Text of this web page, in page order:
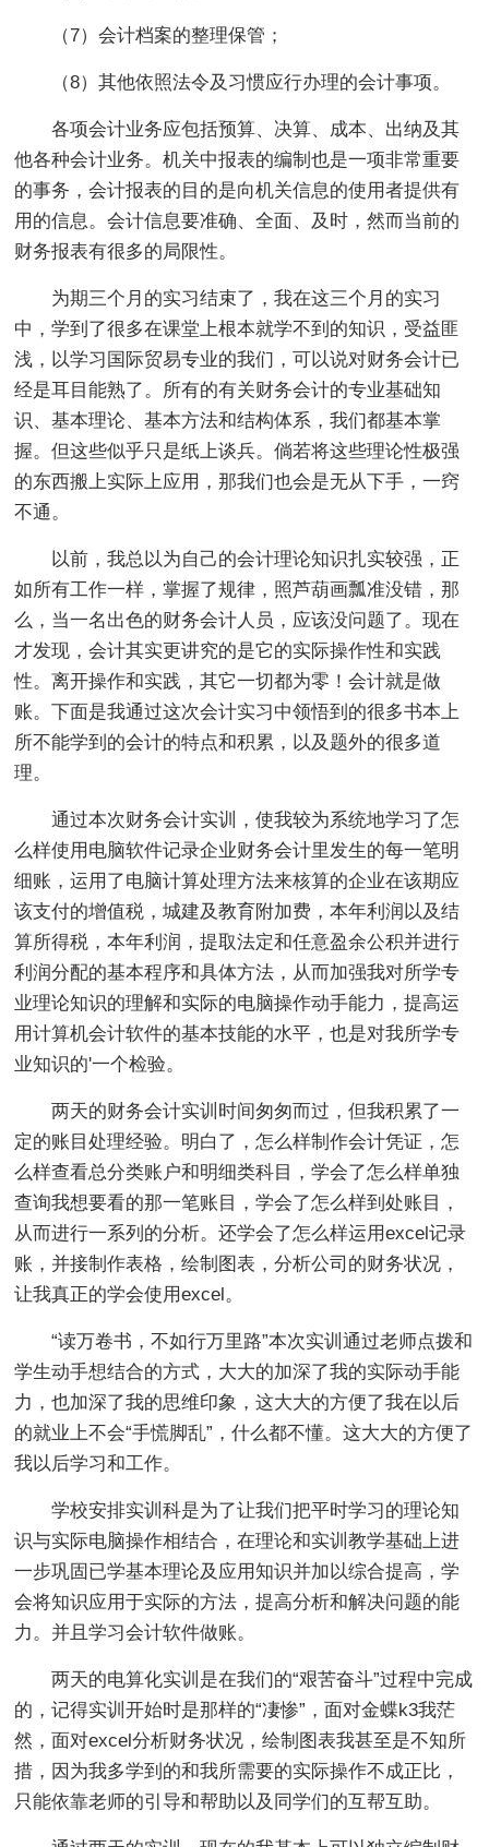
（7）会计档案的整理保管；
（8）其他依照法令及习惯应行办理的会计事项。
各项会计业务应包括预算、决算、成本、出纳及其
他各种会计业务。机关中报表的编制也是一项非常重要
的事务，会计报表的目的是向机关信息的使用者提供有
用的信息。会计信息要准确、全面、及时，然而当前的
财务报表有很多的局限性。
为期三个月的实习结束了，我在这三个月的实习
中，学到了很多在课堂上根本就学不到的知识，受益匪
浅，以学习国际贸易专业的我们，可以说对财务会计已
经是耳目能熟了。所有的有关财务会计的专业基础知
识、基本理论、基本方法和结构体系，我们都基本掌
握。但这些似乎只是纸上谈兵。倘若将这些理论性极强
的东西搬上实际上应用，那我们也会是无从下手，一窍
不通。
以前，我总以为自己的会计理论知识扎实较强，正
如所有工作一样，掌握了规律，照芦葫画瓢准没错，那
么，当一名出色的财务会计人员，应该没问题了。现在
才发现，会计其实更讲究的是它的实际操作性和实践
性。离开操作和实践，其它一切都为零！会计就是做
账。下面是我通过这次会计实习中领悟到的很多书本上
所不能学到的会计的特点和积累，以及题外的很多道
理。
通过本次财务会计实训，使我较为系统地学习了怎
么样使用电脑软件记录企业财务会计里发生的每一笔明
细账，运用了电脑计算处理方法来核算的企业在该期应
该支付的增值税，城建及教育附加费，本年利润以及结
算所得税，本年利润，提取法定和任意盈余公积并进行
利润分配的基本程序和具体方法，从而加强我对所学专
业理论知识的理解和实际的电脑操作动手能力，提高运
用计算机会计软件的基本技能的水平，也是对我所学专
业知识的'一个检验。
两天的财务会计实训时间匆匆而过，但我积累了一
定的账目处理经验。明白了，怎么样制作会计凭证，怎
么样查看总分类账户和明细类科目，学会了怎么样单独
查询我想要看的那一笔账目，学会了怎么样到处账目，
从而进行一系列的分析。还学会了怎么样运用excel记录
账，并接制作表格，绘制图表，分析公司的财务状况，
让我真正的学会使用excel。
“读万卷书，不如行万里路”本次实训通过老师点拨和
学生动手想结合的方式，大大的加深了我的实际动手能
力，也加深了我的思维印象，这大大的方便了我在以后
的就业上不会“手慌脚乱”，什么都不懂。这大大的方便了
我以后学习和工作。
学校安排实训科是为了让我们把平时学习的理论知
识与实际电脑操作相结合，在理论和实训教学基础上进
一步巩固已学基本理论及应用知识并加以综合提高，学
会将知识应用于实际的方法，提高分析和解决问题的能
力。并且学习会计软件做账。
两天的电算化实训是在我们的“艰苦奋斗”过程中完成
的，记得实训开始时是那样的“凄惨”，面对金蝶k3我茫
然，面对excel分析财务状况，绘制图表我甚至是不知所
措，因为我多学到的和我所需要的实际操作不成正比，
只能依靠老师的引导和帮助以及同学们的互帮互助。